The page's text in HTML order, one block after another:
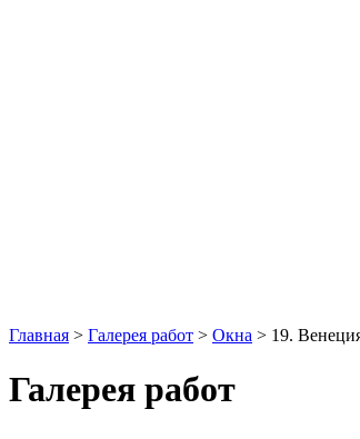
Главная > Галерея работ > Окна > 19.
Галерея работ